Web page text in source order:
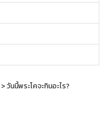
> วันนี้พระโคจะกินอะไร?